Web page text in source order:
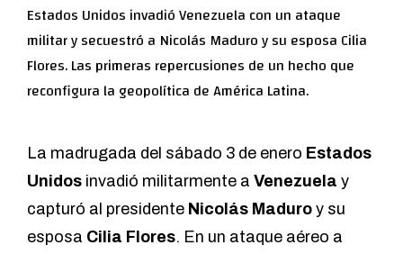
Estados Unidos invadió Venezuela con un ataque
militar y secuestró a Nicolás Maduro y su esposa Cilia
Flores. Las primeras repercusiones de un hecho que
reconfigura la geopolítica de América Latina.
La madrugada del sábado 3 de enero Estados
Unidos invadió militarmente a Venezuela y
capturó al presidente Nicolás Maduro y su
esposa Cilia Flores. En un ataque aéreo a